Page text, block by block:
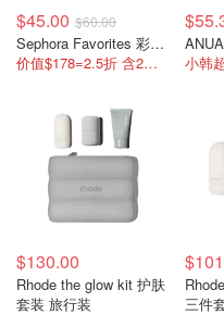
$45.00 $60.00
Sephora Favorites 彩妆护肤9件套
价值$178=2.5折 含2个正装
小韩
$130.00
Rhode the glow kit 护肤
套装 旅行装
三件